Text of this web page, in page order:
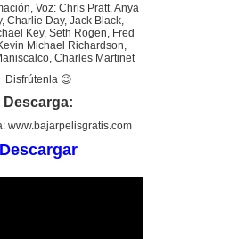
Voz: Chris Pratt, Anya
Charlie Day, Jack Black,
Key, Seth Rogen, Fred
Michael Richardson,
Charles Martinet
Disfrútenla 😉
Descarga:
www.bajarpelisgratis.com
Descargar